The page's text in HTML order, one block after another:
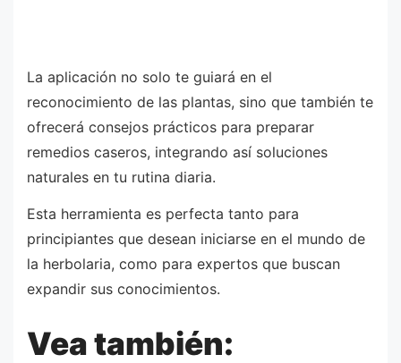
La aplicación no solo te guiará en el
reconocimiento de las plantas, sino que también te
ofrecerá consejos prácticos para preparar
remedios caseros, integrando así soluciones
naturales en tu rutina diaria.
Esta herramienta es perfecta tanto para
principiantes que desean iniciarse en el mundo de
la herbolaria, como para expertos que buscan
expandir sus conocimientos.
Vea también: